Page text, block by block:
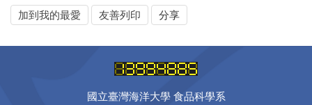
加到我的最愛 友善列印 分享
國立臺灣海洋大學 食品科學系